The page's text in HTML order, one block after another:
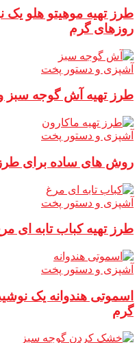
طرز تهیه موهیتو هلو
روزهای گرم
آشپزی و دستور پخت
طرز تهیه آش گوجه سبز
آشپزی و دستور پخت
روش های ساده برای طرز
آشپزی و دستور پخت
طرز تهیه کباب تابه ای
آشپزی و دستور پخت
اسموتی هندوانه یک
گرم